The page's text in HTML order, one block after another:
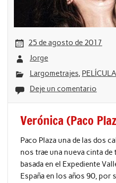
25 de agosto de 2017
Jorge
Largometrajes,
Deje un comentario
Verónica (Paco
Paco Plaza una de las dos
nos trae una nueva cinta
basada en el Expediente
España en los años 90, por